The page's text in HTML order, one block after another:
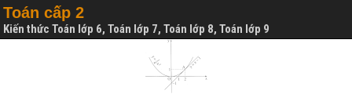
Toán cấp 2
Kiến thức Toán lớp 6, Toán lớp 7, Toán lớp 8, Toán lớp 9